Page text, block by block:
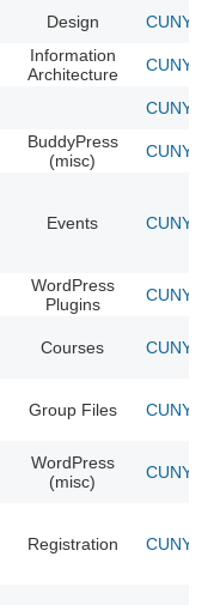
Design CUNY
Information
Architecture
CUNY
CUNY
BuddyPress
(misc)
CUNY
Events CUNY
WordPress
Plugins
CUNY
Courses CUNY
Group Files CUNY
WordPress
(misc)
CUNY
Registration CUNY